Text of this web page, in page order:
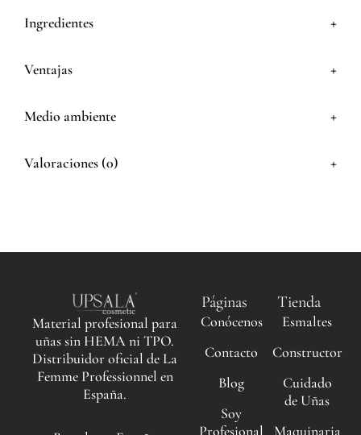
Ingredientes +
Ventajas +
Medio ambiente +
Valoraciones (0) +
Material profesional para
uñas sin HEMA ni TPO.
Distribuidor oficial de La
Femme Professionnel en
España.
Páginas
Conócenos
Contacto
Blog
Soy
Profesional
Tienda
Esmaltes
Constructor
Cuidado
de Uñas
Maquinaria